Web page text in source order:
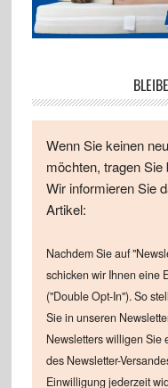
Wenn Sie keinen
möchten, tragen
Wir informieren Sie
Artikel:
Nachdem Sie auf
schicken wir Ihnen eine
("Double Opt-In"). So
Sie in unseren
Newsletters willigen Sie
des Newsletter-
Einwilligung jederzeit